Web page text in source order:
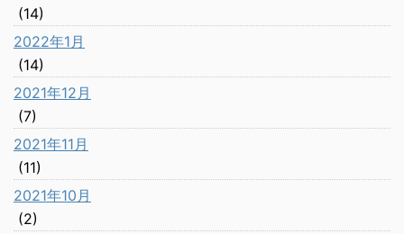
(14)
2022年1月
(14)
2021年12月
(7)
2021年11月
(11)
2021年10月
(2)